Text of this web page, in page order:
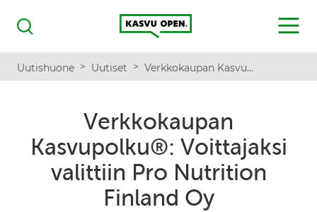
Haku
Kasvu Open
MENU
Uutishuone > Uutiset > Verkkokaupan Kasvupolku®: Voittajaksi valittiin Pro Nutrition Finland Oy​
Verkkokaupan
Kasvupolku®: Voittajaksi
valittiin Pro Nutrition
Finland Oy​